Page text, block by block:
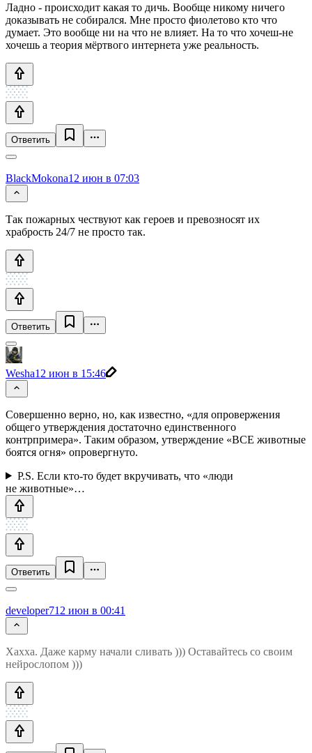
Ладно - происходит какая то дичь. Вообще никому ничего
доказывать не собирался. Мне просто фиолетово кто что
думает. Это вообще ни на что не влияет. На то что хочеш-не
хочешь а теория мёртвого интернета уже реальность.
Ответить
BlackMokona12 июн в 07:03
Так пожарных чествуют как героев и превозносят их
храбрость 24/7 не просто так.
Ответить
Wesha12 июн в 15:46
Совершенно верно, но, как известно, «для опровержения
общего утверждения достаточно единственного
контрпримера». Таким образом, утверждение «ВСЕ животные
боятся огня» опровергнуто.
P.S. Если кто-то будет вкручивать, что «люди
не животные»…
Ответить
developer712 июн в 00:41
Хахха. Даже карму начали сливать ))) Оставайтесь со своим
нейрослопом )))